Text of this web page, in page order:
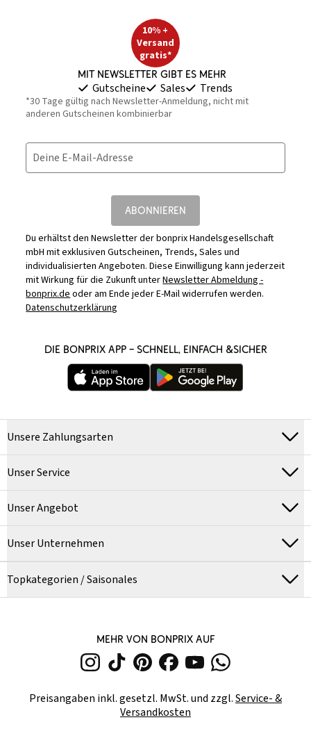
10% +
Versand
gratis*
Mit Newsletter gibt es mehr
Gutscheine Sales Trends
*30 Tage gültig nach Newsletter-Anmeldung, nicht mit
anderen Gutscheinen kombinierbar
Deine E-Mail-Adresse
ABONNIEREN
Du erhältst den Newsletter der bonprix Handelsgesellschaft
mbH mit exklusiven Gutscheinen, Trends, Sales und
individualisierten Angeboten. Diese Einwilligung kann jederzeit
mit Wirkung für die Zukunft unterNewsletter Abmeldung -
bonprix.deoder am Ende jeder E-Mail widerrufen werden.
Datenschutzerklärung
DIE BONPRIX APP – SCHNELL, EINFACH &SICHER
Unsere Zahlungsarten
Unser Service
Unser Angebot
Unser Unternehmen
Topkategorien / Saisonales
MEHR VON BONPRIX AUF
Preisangaben inkl. gesetzl. MwSt. und zzgl.Service- &
Versandkosten